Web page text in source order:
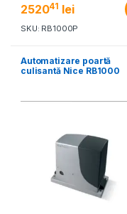
252041 lei
SKU: RB1000P
Automatizare poartă
culisantă Nice RB1000